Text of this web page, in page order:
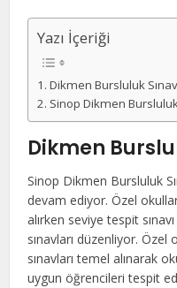
Yazı İçeriği
Dikmen Bursluluk
Sinop Dikmen
Dikmen
Sinop Dikmen Bursluluk
devam ediyor. Özel
alırken seviye tespit
sınavları düzenliyor.
sınavları temel alınarak
uygun öğrencileri tespit